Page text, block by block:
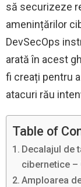
să securizeze
amenințărilor
DevSecOps
arată în acest
fi creați pentru
atacuri rău
Table of
Decalajul de
cibernetice –
Amploarea